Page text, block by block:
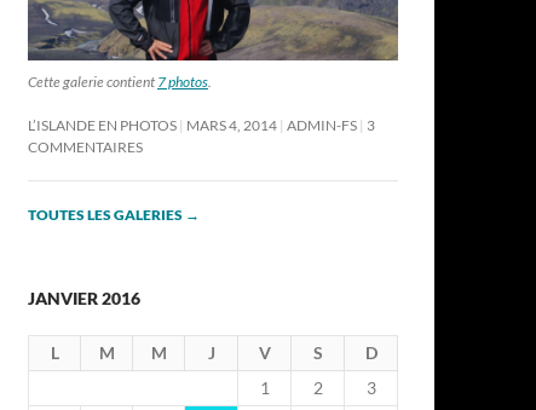
Cette galerie contient 7 photos.
L’ISLANDE EN PHOTOS MARS 4, 2014 ADMIN-FS 3
COMMENTAIRES
TOUTES LES GALERIES →
JANVIER 2016
L M M J V S
D
1
2
3